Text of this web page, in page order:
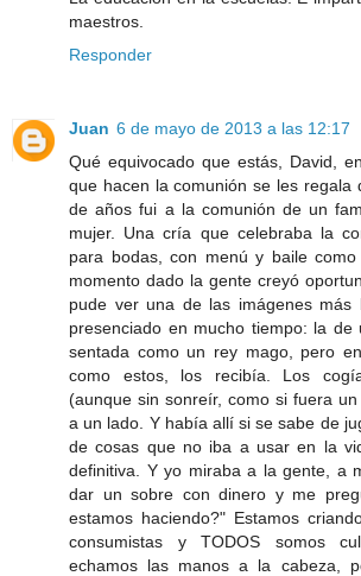
maestros.
Responder
Juan 6 de mayo de 2013 a las 12:17
Qué equivocado que estás, David,
que hacen la comunión se les regala
de años fui a la comunión de un
mujer. Una cría que celebraba la
para bodas, con menú y baile
momento dado la gente creyó
pude ver una de las imágenes más
presenciado en mucho tiempo: la
sentada como un rey mago, pero
como estos, los recibía. Los
(aunque sin sonreír, como si fuera
a un lado. Y había allí si se sabe de
de cosas que no iba a usar en la
definitiva. Y yo miraba a la gente, a
dar un sobre con dinero y me
estamos haciendo?" Estamos
consumistas y TODOS somos
echamos las manos a la cabeza,